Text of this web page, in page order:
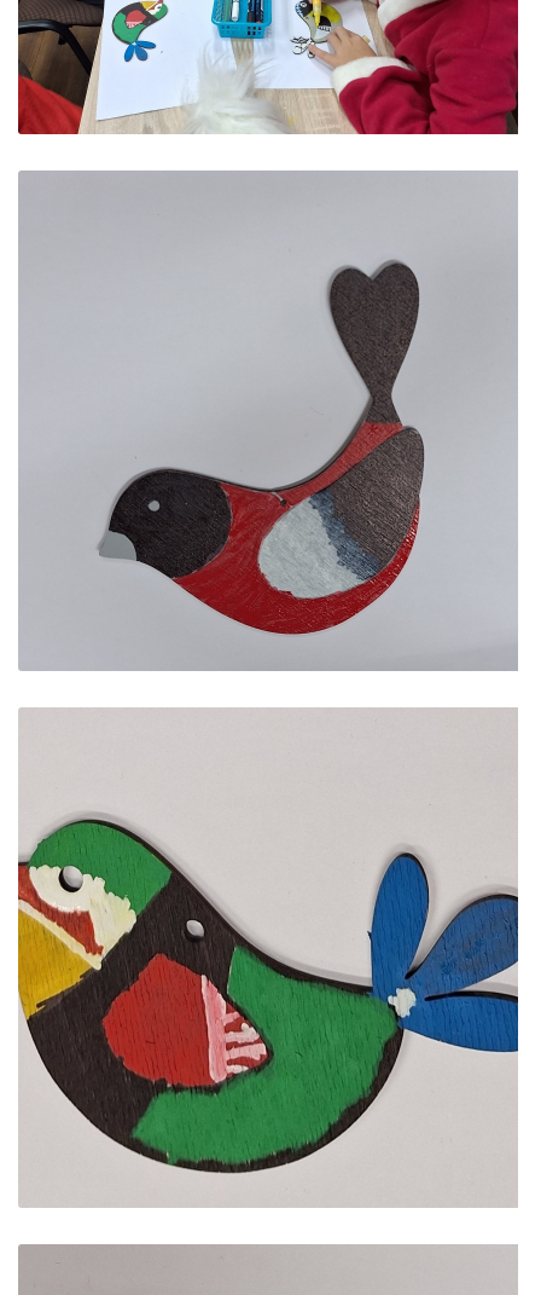
ES PROJEKTAS GENIUS LOCI. Įsigyti rūbų komplektai
ES projektas GENIUS LOCI. Atnaujinta interneto svetainė
ES projektas GENIUS LOCI. Projekto idėja
ES projektas GENIUS LOCI. Partnerių susitikimas
ES Projektas GENIUS LOCI. Tarptautinis muziejų projektas
Projektai